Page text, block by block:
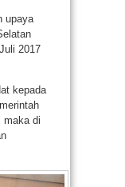
upaya
2017
kepada
maka di